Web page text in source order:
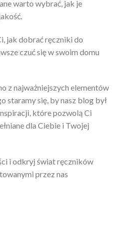
warto wybrać, jak je
jak dobrać ręczniki do
czuć się w swoim domu
z najważniejszych elementów
staramy się, by nasz blog był
które pozwolą Ci
dla Ciebie i Twojej
i odkryj świat ręczników
przez nas